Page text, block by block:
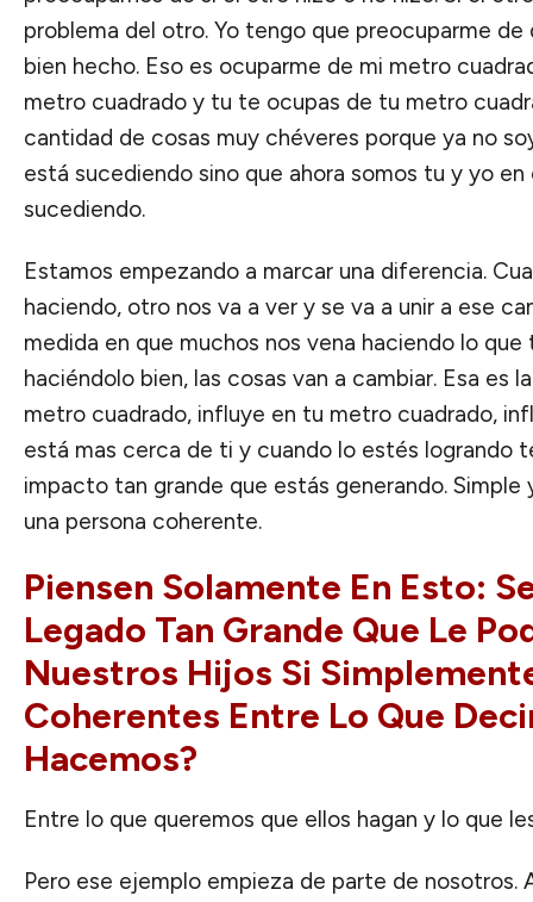
problema del otro. Yo tengo que preocuparme
bien hecho. Eso es ocuparme de mi metro
metro cuadrado y tu te ocupas de tu metro
cantidad de cosas muy chéveres porque ya no
está sucediendo sino que ahora somos tu y yo
sucediendo.
Estamos empezando a marcar una diferencia.
haciendo, otro nos va a ver y se va a unir a ese
medida en que muchos nos vena haciendo lo
haciéndolo bien, las cosas van a cambiar. Esa es
metro cuadrado, influye en tu metro cuadrado,
está mas cerca de ti y cuando lo estés logrando
impacto tan grande que estás generando. Simple
una persona coherente.
Piensen Solamente En Esto:
Legado Tan Grande Que Le
Nuestros Hijos Si
Coherentes Entre Lo Que
Hacemos?
Entre lo que queremos que ellos hagan y lo que
Pero ese ejemplo empieza de parte de nosotros.